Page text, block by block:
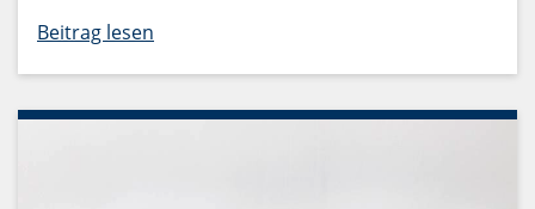
Beitrag lesen